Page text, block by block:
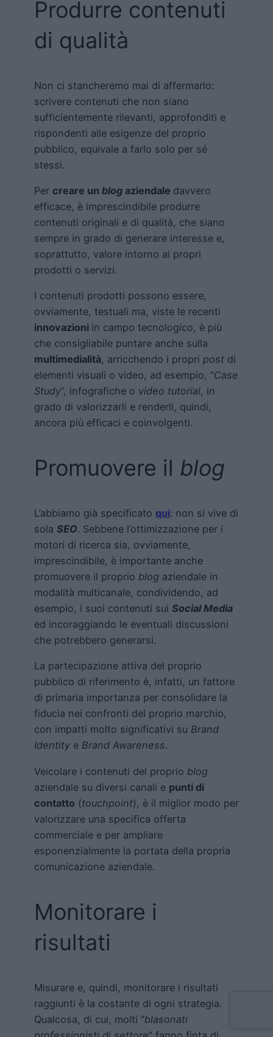
Produrre contenuti
di qualità
Non ci stancheremo mai di affermarlo:
scrivere contenuti che non siano
sufficientemente rilevanti, approfonditi e
rispondenti alle esigenze del proprio
pubblico, equivale a farlo solo per sé
stessi.
Per creare un blog aziendale davvero
efficace, è imprescindibile produrre
contenuti originali e di qualità, che siano
sempre in grado di generare interesse e,
soprattutto, valore intorno ai propri
prodotti o servizi.
I contenuti prodotti possono essere,
ovviamente, testuali ma, viste le recenti
innovazioni in campo tecnologico, è più
che consigliabile puntare anche sulla
multimedialità, arricchendo i propri post di
elementi visuali o video, ad esempio, “Case
Study”, infografiche o video tutorial, in
grado di valorizzarli e renderli, quindi,
ancora più efficaci e coinvolgenti.
Promuovere il blog
L’abbiamo già specificato qui: non si vive di
sola SEO. Sebbene l’ottimizzazione per i
motori di ricerca sia, ovviamente,
imprescindibile, è importante anche
promuovere il proprio blog aziendale in
modalità multicanale, condividendo, ad
esempio, i suoi contenuti sui Social Media
ed incoraggiando le eventuali discussioni
che potrebbero generarsi.
La partecipazione attiva del proprio
pubblico di riferimento è, infatti, un fattore
di primaria importanza per consolidare la
fiducia nei confronti del proprio marchio,
con impatti molto significativi su Brand
Identity e Brand Awareness.
Veicolare i contenuti del proprio blog
aziendale su diversi canali e punti di
contatto (touchpoint), è il miglior modo per
valorizzare una specifica offerta
commerciale e per ampliare
esponenzialmente la portata della propria
comunicazione aziendale.
Monitorare i
risultati
Misurare e, quindi, monitorare i risultati
raggiunti è la costante di ogni strategia.
Qualcosa, di cui, molti “blasonati